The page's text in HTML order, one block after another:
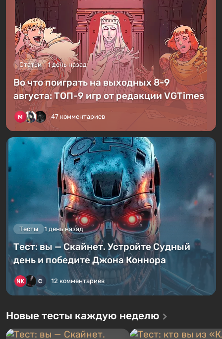
Статьи 1 день назад
Во что поиграть на выходных 8-9
августа: ТОП-9 игр от редакции VGTimes
47 комментариев
Тесты 1 день назад
Тест: вы — Скайнет. Устройте Судный
день и победите Джона Коннора
12 комментариев
Новые тесты каждую неделю